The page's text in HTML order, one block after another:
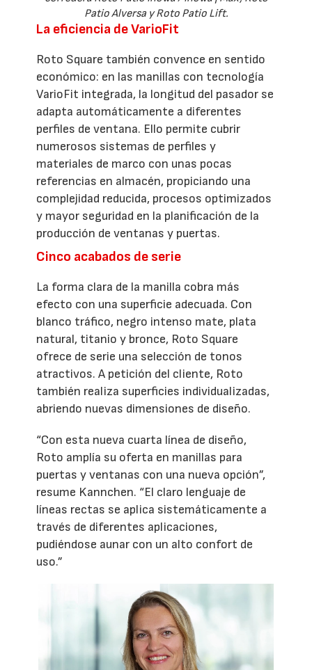
Patio Alversa y Roto Patio Lift.
La eficiencia de VarioFit
Roto Square también convence en sentido
económico: en las manillas con tecnología
VarioFit integrada, la longitud del pasador se
adapta automáticamente a diferentes
perfiles de ventana. Ello permite cubrir
numerosos sistemas de perfiles y
materiales de marco con unas pocas
referencias en almacén, propiciando una
complejidad reducida, procesos optimizados
y mayor seguridad en la planificación de la
producción de ventanas y puertas.
Cinco acabados de serie
La forma clara de la manilla cobra más
efecto con una superficie adecuada. Con
blanco tráfico, negro intenso mate, plata
natural, titanio y bronce, Roto Square
ofrece de serie una selección de tonos
atractivos. A petición del cliente, Roto
también realiza superficies individualizadas,
abriendo nuevas dimensiones de diseño.
“Con esta nueva cuarta línea de diseño,
Roto amplía su oferta en manillas para
puertas y ventanas con una nueva opción”,
resume Kannchen. “El claro lenguaje de
líneas rectas se aplica sistemáticamente a
través de diferentes aplicaciones,
pudiéndose aunar con un alto confort de
uso.”